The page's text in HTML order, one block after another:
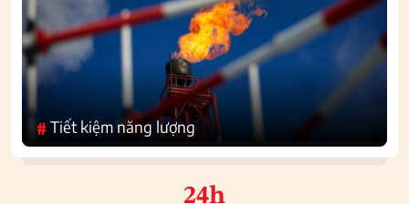
#Tiết kiệm năng lượng
24h